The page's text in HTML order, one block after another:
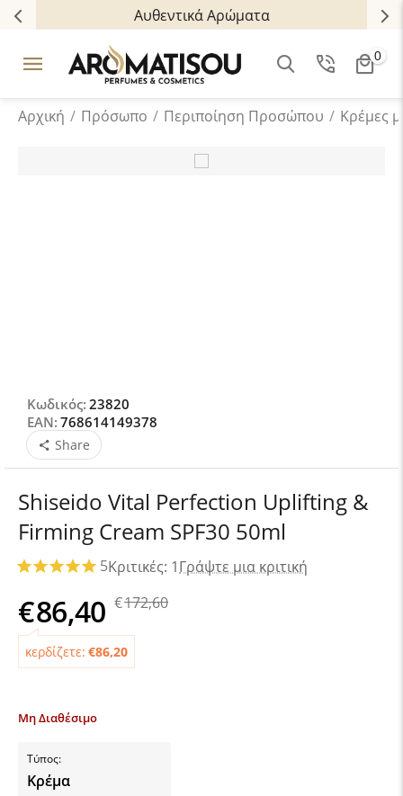
Αυθεντικά Αρώματα
0
Αρχική / Πρόσωπο / Περιποίηση Προσώπου / Κρέμες
EAN: 768614149378
Κωδικός: 23820
Share
Shiseido Vital Perfection Uplifting &
Firming Cream SPF30 50ml
5Κριτικές: 1Γράψτε μια κριτική
€86,40 €172,60
κερδίζετε: €86,20
Μη Διαθέσιμο
Τύπος:
Κρέμα